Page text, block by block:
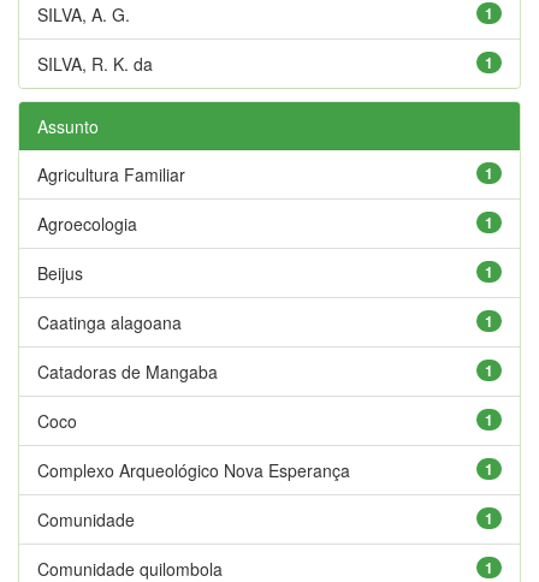
1
SILVA, A. G.
1
SILVA, R. K. da
Assunto
1
Agricultura Familiar
1
Agroecologia
1
Beijus
1
Caatinga alagoana
1
Catadoras de Mangaba
1
Coco
1
Complexo Arqueológico Nova Esperança
1
Comunidade
1
Comunidade quilombola